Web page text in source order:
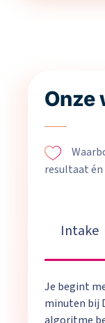
Onze
resultaat
Intake
Je begint
minuten bij